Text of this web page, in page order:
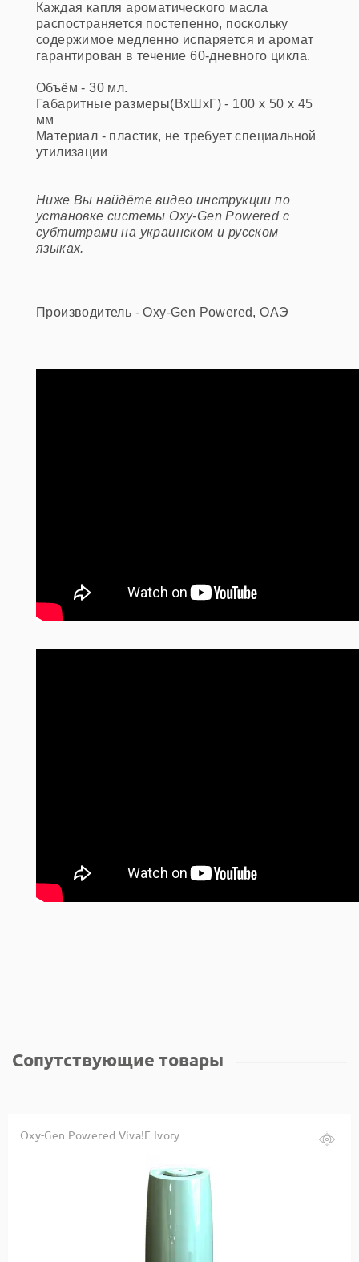
Каждая капля ароматического масла
распостраняется постепенно, поскольку
содержимое медленно испаряется и аромат
гарантирован в течение 60-дневного цикла.
Объём - 30 мл.
Габаритные размеры(ВxШxГ) - 100 x 50 x 45
мм
Материал - пластик, не требует специальной
утилизации
Ниже Вы найдёте видео инструкции по
установке системы Oxy-Gen Powered с
субтитрами на украинском и русском
языках.
Производитель - Oxy-Gen Powered, OAЭ
Сопутствующие товары
Viva!E Black Oxy-Gen